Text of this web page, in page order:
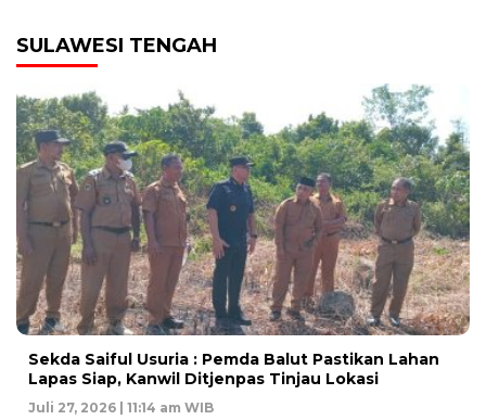
SULAWESI TENGAH
Sekda Saiful Usuria : Pemda Balut Pastikan Lahan
Lapas Siap, Kanwil Ditjenpas Tinjau Lokasi
Juli 27, 2026 | 11:14 am WIB